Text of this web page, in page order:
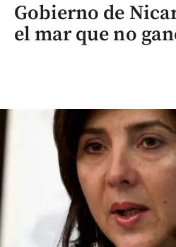
Gobierno de
el mar que no